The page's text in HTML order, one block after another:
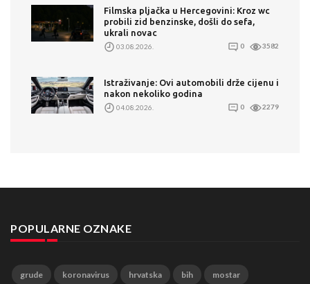
Filmska pljačka u Hercegovini: Kroz wc
probili zid benzinske, došli do sefa,
ukrali novac
03.08.2026. 0 3582
Istraživanje: Ovi automobili drže cijenu i
nakon nekoliko godina
04.08.2026. 0 2279
POPULARNE OZNAKE
grude koronavirus hrvatska bih mostar